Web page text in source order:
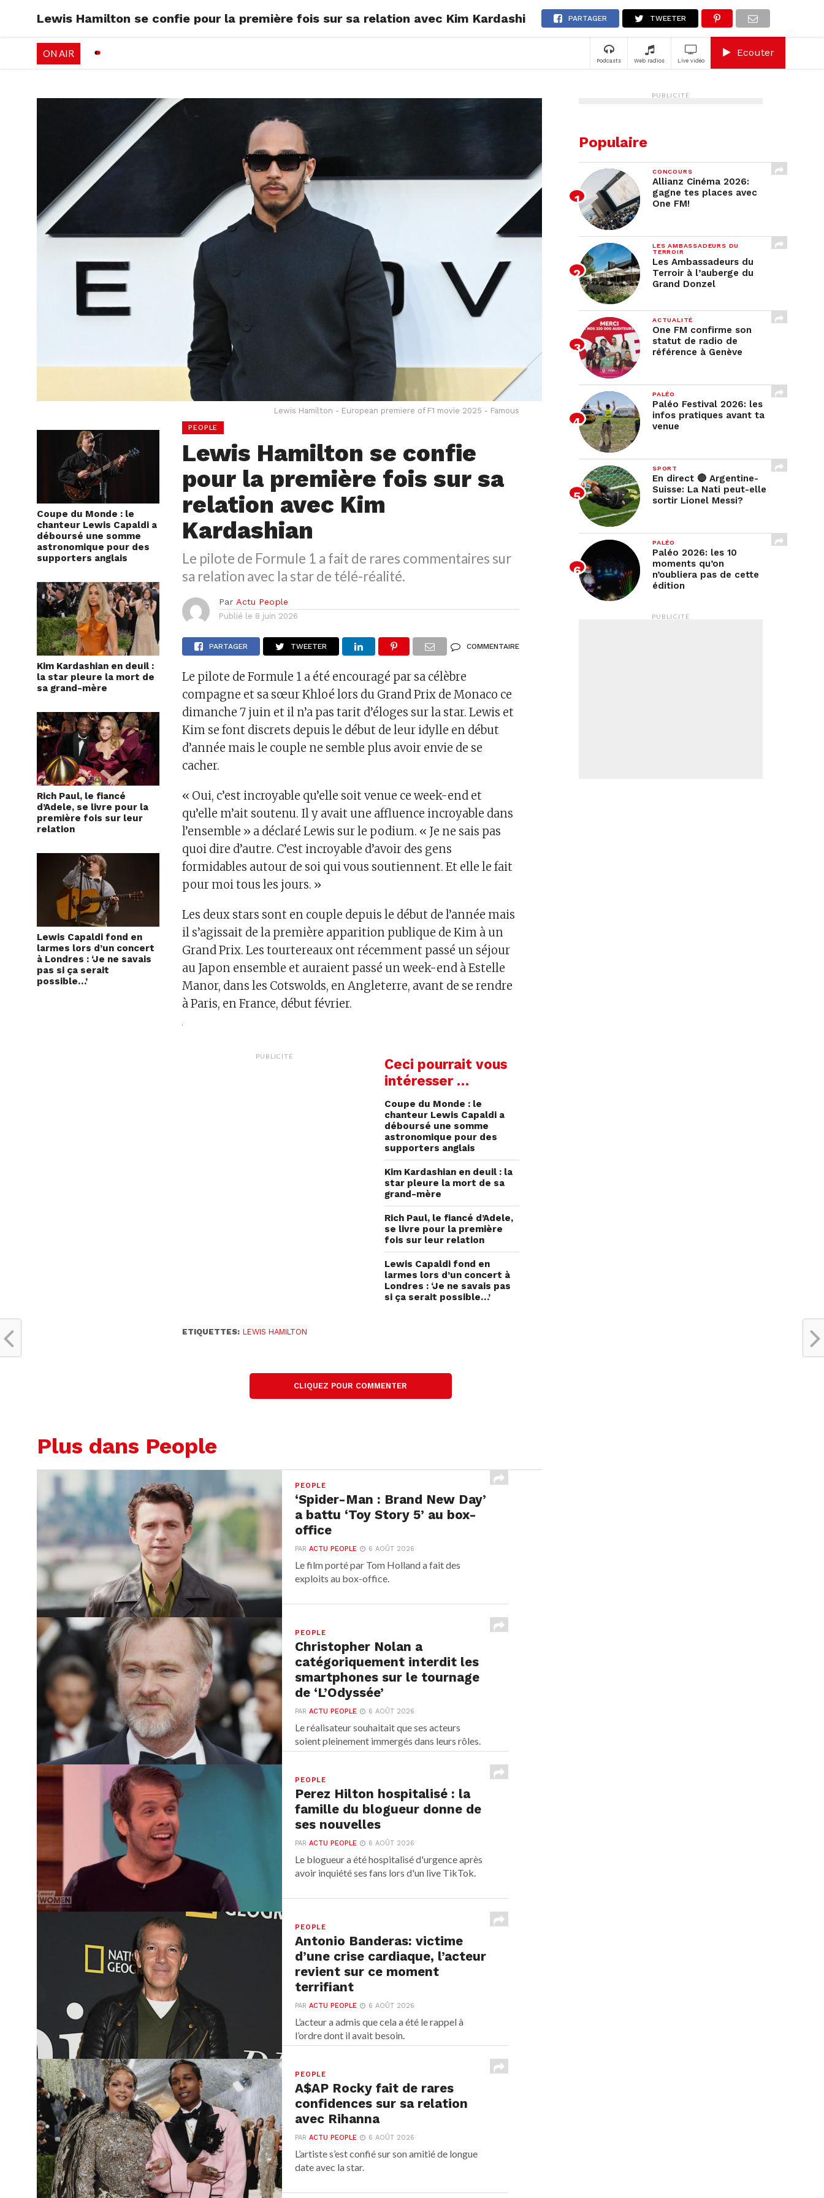
RADIO EMISSIONS LIFESTYLE POP CULTURE CONCOURS AGENDA
Lewis Hamilton se confie pour la première fois sur sa relation avec Kim Kardashian PARTAGER TWEETER
Podcasts Web radios Live vidéo
Ecouter
ON AIR
Coupe du Monde : le
chanteur Lewis Capaldi a
déboursé une somme
astronomique pour des
supporters anglais
Kim Kardashian en deuil :
la star pleure la mort de
sa grand-mère
Rich Paul, le fiancé
d’Adele, se livre pour la
première fois sur leur
relation
Lewis Capaldi fond en
larmes lors d’un concert
à Londres : ‘Je ne savais
pas si ça serait
possible…’
Lewis Hamilton - European premiere of F1 movie 2025 - Famous
PEOPLE
Lewis Hamilton se confie
pour la première fois sur sa
relation avec Kim
Kardashian
Le pilote de Formule 1 a fait de rares commentaires sur
sa relation avec la star de télé-réalité.
Par Actu People
Publié le 8 juin 2026
PARTAGER TWEETER COMMENTAIRE
Le pilote de Formule 1 a été encouragé par sa célèbre
compagne et sa sœur Khloé lors du Grand Prix de Monaco ce
dimanche 7 juin et il n’a pas tarit d’éloges sur la star. Lewis et
Kim se font discrets depuis le début de leur idylle en début
d’année mais le couple ne semble plus avoir envie de se
cacher.
« Oui, c’est incroyable qu’elle soit venue ce week-end et
qu’elle m’ait soutenu. Il y avait une affluence incroyable dans
l’ensemble » a déclaré Lewis sur le podium. « Je ne sais pas
quoi dire d’autre. C’est incroyable d’avoir des gens
formidables autour de soi qui vous soutiennent. Et elle le fait
pour moi tous les jours. »
Les deux stars sont en couple depuis le début de l’année mais
il s’agissait de la première apparition publique de Kim à un
Grand Prix. Les tourtereaux ont récemment passé un séjour
au Japon ensemble et auraient passé un week-end à Estelle
Manor, dans les Cotswolds, en Angleterre, avant de se rendre
à Paris, en France, début février.
PUBLICITÉ
Ceci pourrait vous
intéresser …
Coupe du Monde : le
chanteur Lewis Capaldi a
déboursé une somme
astronomique pour des
supporters anglais
Kim Kardashian en deuil : la
star pleure la mort de sa
grand-mère
Rich Paul, le fiancé d’Adele,
se livre pour la première
fois sur leur relation
Lewis Capaldi fond en
larmes lors d’un concert à
Londres : ‘Je ne savais pas
si ça serait possible…’
ETIQUETTES: LEWIS HAMILTON
CLIQUEZ POUR COMMENTER
Plus dans People
PEOPLE
‘Spider-Man : Brand New Day’
a battu ‘Toy Story 5’ au box-
office
PARACTU PEOPLE 6 AOÛT 2026
Le film porté par Tom Holland a fait des
exploits au box-office.
PEOPLE
Christopher Nolan a
catégoriquement interdit les
smartphones sur le tournage
de ‘L’Odyssée’
PARACTU PEOPLE 6 AOÛT 2026
Le réalisateur souhaitait que ses acteurs
soient pleinement immergés dans leurs rôles.
PEOPLE
Perez Hilton hospitalisé : la
famille du blogueur donne de
ses nouvelles
PARACTU PEOPLE 6 AOÛT 2026
Le blogueur a été hospitalisé d'urgence après
avoir inquiété ses fans lors d'un live TikTok.
PEOPLE
Antonio Banderas: victime
d’une crise cardiaque, l’acteur
revient sur ce moment
terrifiant
PARACTU PEOPLE 6 AOÛT 2026
L’acteur a admis que cela a été le rappel à
l’ordre dont il avait besoin.
PEOPLE
A$AP Rocky fait de rares
confidences sur sa relation
avec Rihanna
PARACTU PEOPLE 6 AOÛT 2026
L’artiste s’est confié sur son amitié de longue
date avec la star.
PUBLICITÉ
Populaire
CONCOURS
Allianz Cinéma 2026:
gagne tes places avec
One FM!
LES AMBASSADEURS DU
TERROIR
Les Ambassadeurs du
Terroir à l’auberge du
Grand Donzel
ACTUALITÉ
One FM confirme son
statut de radio de
référence à Genève
PALÉO
Paléo Festival 2026: les
infos pratiques avant ta
venue
SPORT
En direct 🔴 Argentine-
Suisse: La Nati peut-elle
sortir Lionel Messi?
PALÉO
Paléo 2026: les 10
moments qu’on
n’oubliera pas de cette
édition
PUBLICITÉ